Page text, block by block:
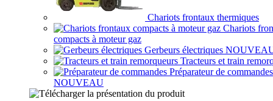
Chariots frontaux thermiques
Chariots
compacts à moteur gaz
Gerbeurs électriques
Tracteurs et train
Préparateur de commandes
NOUVEAU